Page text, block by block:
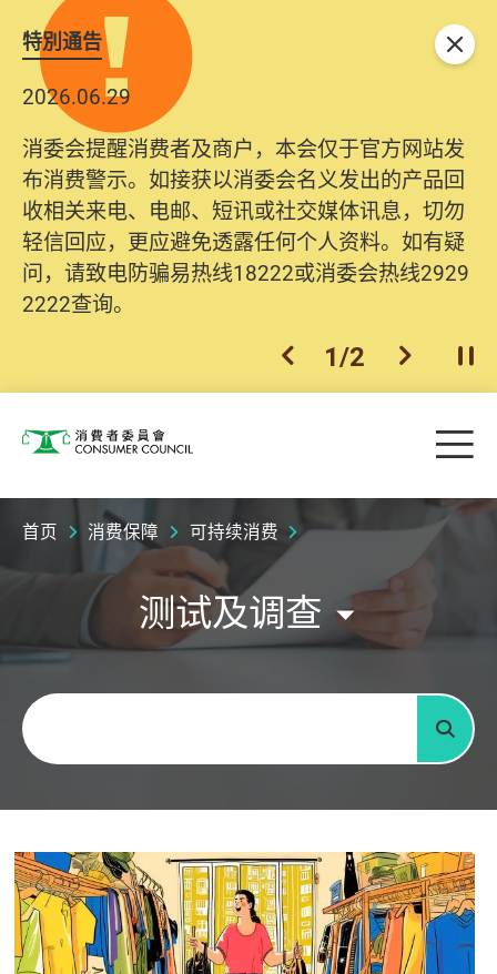
特別通告
2026.06.29
消委会提醒消费者及商户，本会仅于官方网站发
布消费警示。如接获以消委会名义发出的产品回
收相关来电、电邮、短讯或社交媒体讯息，切勿
轻信回应，更应避免透露任何个人资料。如有疑
问，请致电防骗易热线18222或消委会热线2929
2222查询。
上一个
1/2 下一个开
关闭
消费者委员会 目
首页 消费保障 可持续消费
测试及调查
关键字
搜寻